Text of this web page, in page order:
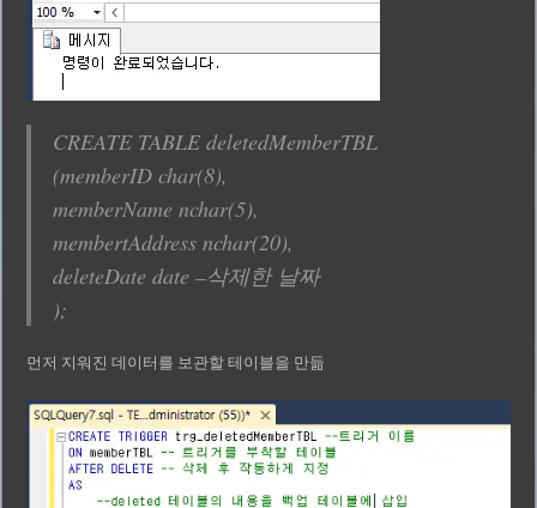
CREATE TABLE deletedMemberTBL
(memberID char(8),
memberName nchar(5),
membertAddress nchar(20),
deleteDate date –삭제한 날짜
);
먼저 지워진 데이터를 보관할 테이블을 만듦